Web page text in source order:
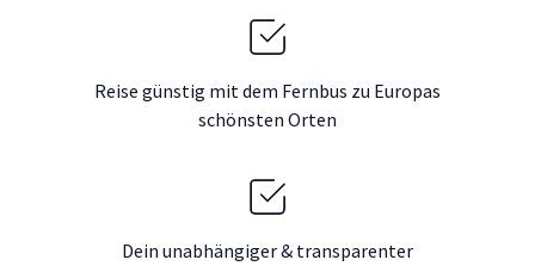
Reise günstig mit dem Fernbus zu Europas
schönsten Orten
Dein unabhängiger & transparenter